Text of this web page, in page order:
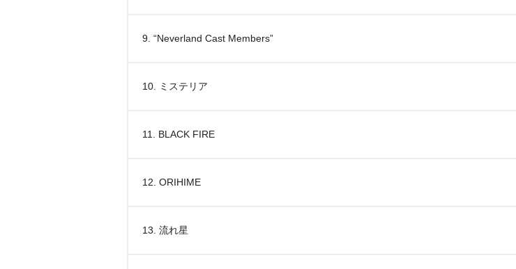
9. “Neverland Cast Members”
10. ミステリア
11. BLACK FIRE
12. ORIHIME
13. 流れ星